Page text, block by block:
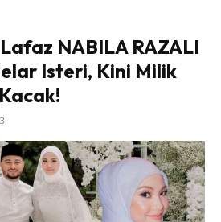
NABILA RAZALI
Isteri, Kini Milik